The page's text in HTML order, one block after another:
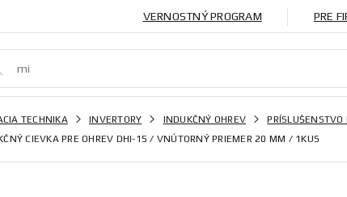
VERNOSTNÝ PROGRAM PRE
TECHNIKA INVERTORY INDUKČNÝ OHREV
PRÍSLUŠENSTVO
CIEVKA PRE OHREV DHI-15 / VNÚTORNÝ PRIEMER 20 MM / 1KUS